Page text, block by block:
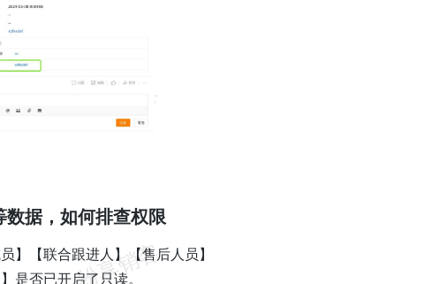
据，如何排查权限
】【联合跟进人】【售后人员】
是否已开启了只读。